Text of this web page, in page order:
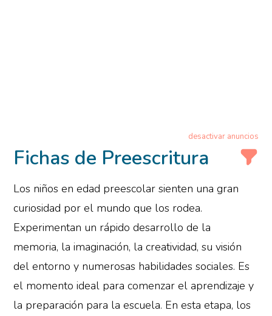
desactivar anuncios
Fichas de Preescritura
Los niños en edad preescolar sienten una gran
curiosidad por el mundo que los rodea.
Experimentan un rápido desarrollo de la
memoria, la imaginación, la creatividad, su visión
del entorno y numerosas habilidades sociales. Es
el momento ideal para comenzar el aprendizaje y
la preparación para la escuela. En esta etapa, los